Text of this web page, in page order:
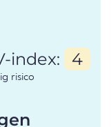
index: 4
risico